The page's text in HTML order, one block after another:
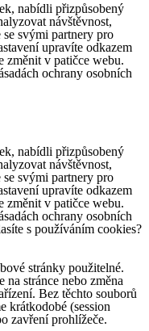
nabídli přizpůsobený
návštěvnost,
svými partnery pro
upravíte odkazem
změnit v patičce webu.
ochrany osobních
nabídli přizpůsobený
návštěvnost,
svými partnery pro
upravíte odkazem
změnit v patičce webu.
ochrany osobních
s používáním cookies?
stránky použitelné.
stránce nebo změna
Bez těchto souborů
krátkodobé (session
zavření prohlížeče.